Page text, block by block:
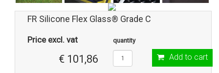
FR Silicone Flex Glass® Grade C
Price excl. vat
€ 101,86
quantity
Add to cart